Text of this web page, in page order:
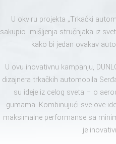
U okviru projekta „Trkački
sakupio mišljenja stručnjaka iz
kako bi jedan ovakav
U ovu inovativnu kampanju,
dizajnera trkačkih automobila
su ideje iz celog sveta – o
gumama. Kombinujući sve ove
maksimalne performanse sa
je